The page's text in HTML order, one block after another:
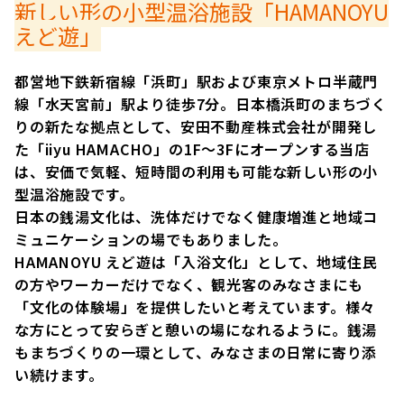
新しい形の小型温浴施設「HAMANOYU
えど遊」
都営地下鉄新宿線「浜町」駅および東京メトロ半蔵門
線「水天宮前」駅より徒歩7分。日本橋浜町のまちづく
りの新たな拠点として、安田不動産株式会社が開発し
た「iiyu HAMACHO」の1F～3Fにオープンする当店
は、安価で気軽、短時間の利用も可能な新しい形の小
型温浴施設です。
日本の銭湯文化は、洗体だけでなく健康増進と地域コ
ミュニケーションの場でもありました。
HAMANOYU えど遊は「入浴文化」として、地域住民
の方やワーカーだけでなく、観光客のみなさまにも
「文化の体験場」を提供したいと考えています。様々
な方にとって安らぎと憩いの場になれるように。銭湯
もまちづくりの一環として、みなさまの日常に寄り添
い続けます。